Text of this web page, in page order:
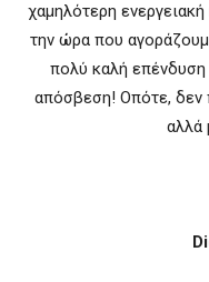
χαμηλότερη
την ώρα που
πολύ καλή
απόσβεση! Οπότε, δεν
αλλά